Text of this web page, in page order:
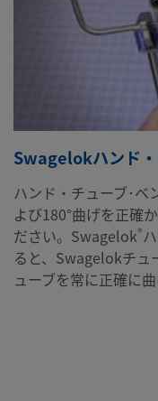
Swagelokハンド
ハンド・チューブ･ベ
よび180°曲げを正確
ださい。Swagelok®
ると、Swagelokチュ
ューブを常に正確に